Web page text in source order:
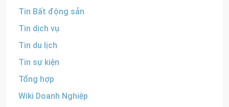
Tin Bất động sản
Tin dịch vụ
Tin du lịch
Tin sự kiện
Tổng hợp
Wiki Doanh Nghiệp